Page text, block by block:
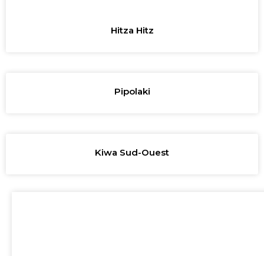
Hitza Hitz
Pipolaki
Kiwa Sud-Ouest